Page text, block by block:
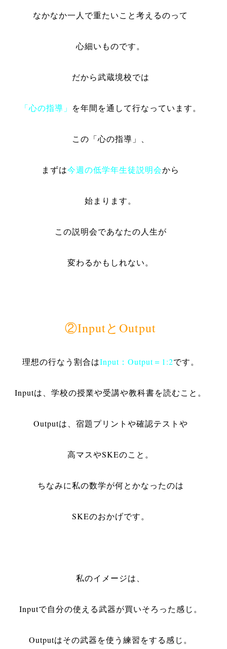
なかなか一人で重たいこと考えるのって
心細いものです。
だから武蔵境校では
「心の指導」 を年間を通して行なっています。
この「心の指導」、
まずは今週の低学年生徒説明会から
始まります。
この説明会であなたの人生が
変わるかもしれない。
②InputとOutput
理想の行なう割合はInput： Output＝1:2です。
Inputは、学校の授業や受講や教科書を読むこと。
Outputは、宿題プリントや確認テストや
高マスやSKEのこと。
ちなみに私の数学が何とかなったのは
SKEのおかげです。
私のイメージは、
Inputで自分の使える武器が買いそろった感じ。
Outputはその武器を使う練習をする感じ。